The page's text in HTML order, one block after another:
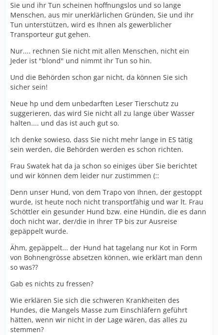
Sie und ihr Tun scheinen hoffnungslos und so lange
Menschen, aus mir unerklärlichen Gründen, Sie und ihr
Tun unterstützen, wird es Ihnen als gewerblicher
Transporteur gut gehen.
Nur.... rechnen Sie nicht mit allen Menschen, nicht ein
Jeder ist "blond" und nimmt ihr Tun so hin.
Und die Behörden schon gar nicht, da können Sie sich
sicher sein!
Neue hp und dem unbedarften Leser Tierschutz zu
suggerieren, das wird Sie nicht all zu lange über Wasser
halten.... und das ist auch gut so.
Ich denke sowieso, dass Sie nicht mehr lange in ES tätig
sein werden, die Behörden werden es schon richten.
Frau Swatek hat da ja schon so einiges über Sie berichtet
und wir können dem leider nur zustimmen (::
Denn unser Hund, von dem Trapo von Ihnen, der gestoppt
wurde, ist heute noch nicht transportfähig und war lt. Frau
Schöttler ein gesunder Hund bzw. eine Hündin, die es dann
doch nicht war, der/die in Ihrer TP bis zur Ausreise
gepäppelt wurde.
Ähm, gepäppelt... der Hund hat tagelang nur Kot in Form
von Bohnengrösse absetzen können, wie erklärt man denn
so was??
Gab es nichts zu fressen?
Wie erklären Sie sich die schweren Krankheiten des
Hundes, die Mangels Masse zum Einschläfern geführt
hätten, wenn wir nicht in der Lage wären, das alles zu
stemmen?